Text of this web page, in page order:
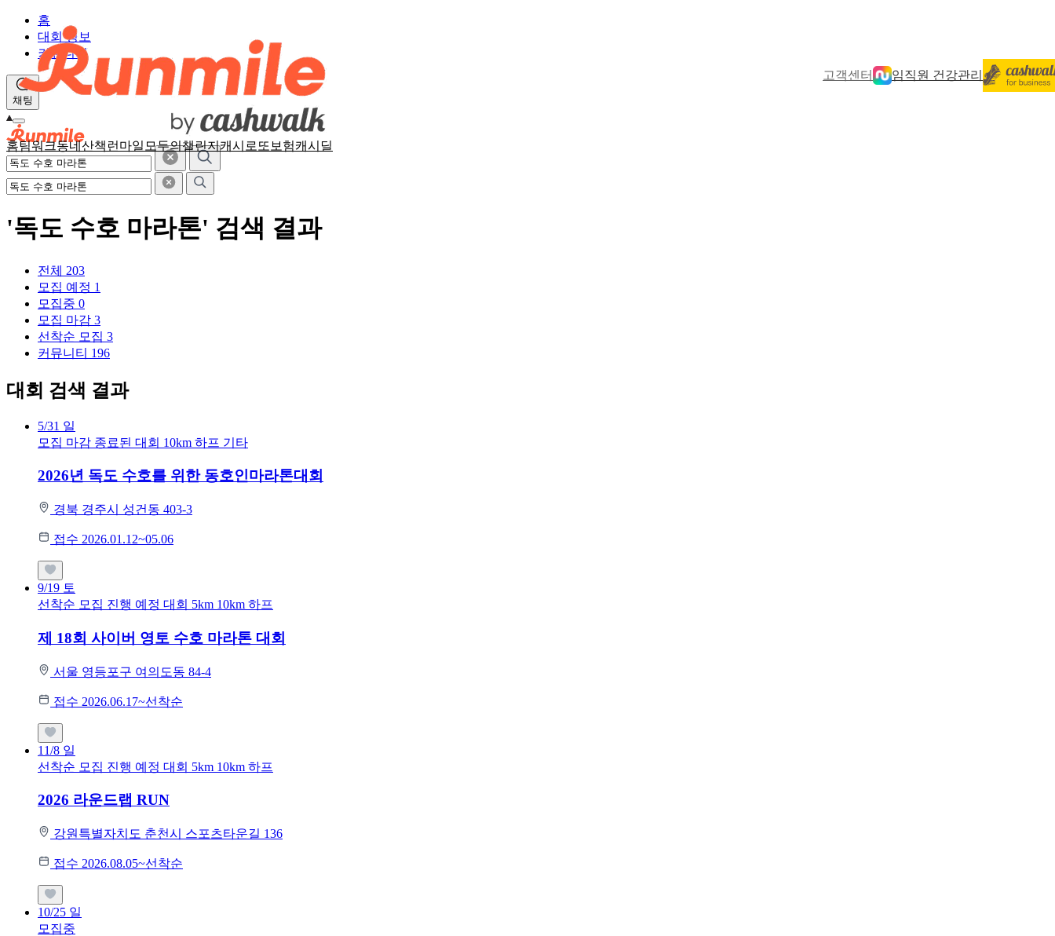
고객센터 임직원 건강관리
홈팀워크동네산책 런마일 모두의챌린지캐시로또 보험캐시딜
홈
대회 정보
커뮤니티
채팅
'독도 수호 마라톤' 검색 결과
전체 203
모집 예정 1
모집중 0
모집 마감 3
선착순 모집 3
커뮤니티 196
대회 검색 결과
5/31 일
모집 마감 종료된 대회 10km 하프 기타
2026년 독도 수호를 위한 동호인마라톤대회
경북 경주시 성건동 403-3
접수 2026.01.12~05.06
9/19 토
선착순 모집 진행 예정 대회 5km 10km 하프
제 18회 사이버 영토 수호 마라톤 대회
서울 영등포구 여의도동 84-4
접수 2026.06.17~선착순
11/8 일
선착순 모집 진행 예정 대회 5km 10km 하프
2026 라운드랩 RUN
강원특별자치도 춘천시 스포츠타운길 136
접수 2026.08.05~선착순
10/25 일
모집중